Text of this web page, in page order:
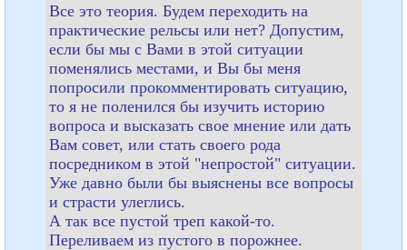
Все это теория. Будем переходить на
практические рельсы или нет? Допустим,
если бы мы с Вами в этой ситуации
поменялись местами, и Вы бы меня
попросили прокомментировать ситуацию,
то я не поленился бы изучить историю
вопроса и высказать свое мнение или дать
Вам совет, или стать своего рода
посредником в этой "непростой" ситуации.
Уже давно были бы выяснены все вопросы
и страсти улеглись.
А так все пустой треп какой-то.
Переливаем из пустого в порожнее.